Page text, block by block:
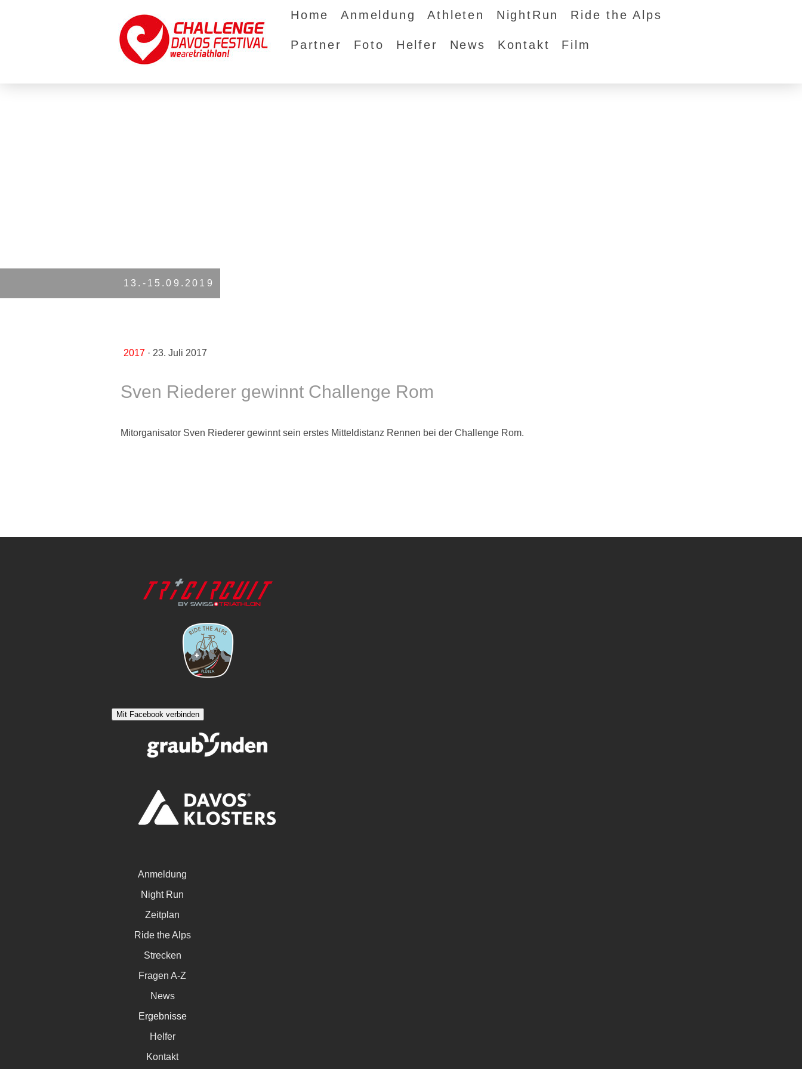
Home Anmeldung Athleten NightRun Ride the Alps
Partner Foto Helfer News Kontakt Film
13.-15.09.2019
2017 · 23. Juli 2017
Sven Riederer gewinnt Challenge Rom
Mitorganisator Sven Riederer gewinnt sein erstes Mitteldistanz Rennen bei der Challenge Rom.
Mit Facebook verbinden
Anmeldung
Night Run
Zeitplan
Ride the Alps
Strecken
Fragen A-Z
News
Ergebnisse
Helfer
Kontakt